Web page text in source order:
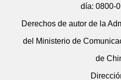
día: 0800-
Derechos de autor de la
del Ministerio de
de